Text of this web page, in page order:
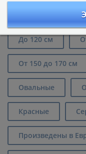
Чугунные
на-Дону
До 120 см
От 150 до 170 см
Овальные
Красные
Произведены в